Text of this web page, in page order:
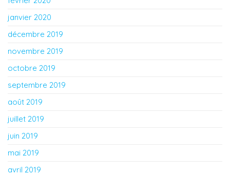
janvier 2020
décembre 2019
novembre 2019
octobre 2019
septembre 2019
août 2019
juillet 2019
juin 2019
mai 2019
avril 2019